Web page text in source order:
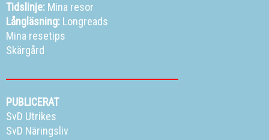
Tidslinje: Mina resor
Långläsning: Longreads
Mina resetips
Skärgård
PUBLICERAT
SvD Utrikes
SvD Näringsliv